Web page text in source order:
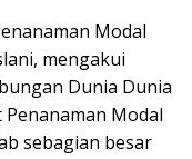
Modal
mengakui
Dunia Dunia
Modal
sebagian besar